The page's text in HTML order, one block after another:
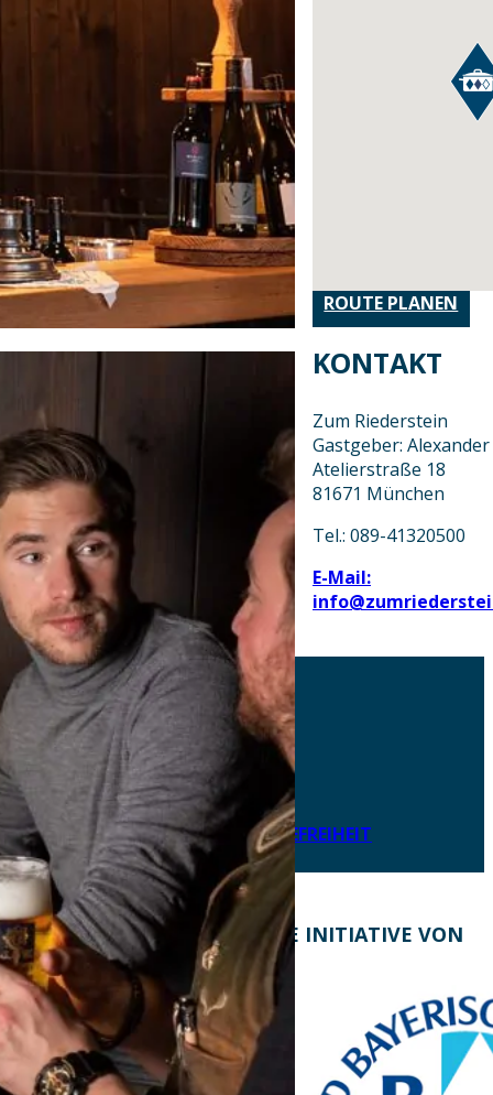
ROUTE PLANEN
KONTAKT
Zum Riederstein
Gastgeber:
Atelierstraße 18
81671 München
Tel.: 089-41320500
E-Mail:
AKTUELLES
DOWNLOADS
DATENSCHUTZ
IMPRESSUM
LEICHTE SPRACHE
ERKLÄRUNG ZUR BARRIEREFREIHEIT
KONTAKT EINE INITIATIVE VON
Bayern Tourist Gmbh
(BTG)
Prinz-Ludwig-Palais
Türkenstraße 7